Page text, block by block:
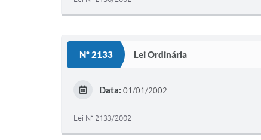
Nº 2133 Lei Ordinária
Data: 01/01/2002
Lei N° 2133/2002